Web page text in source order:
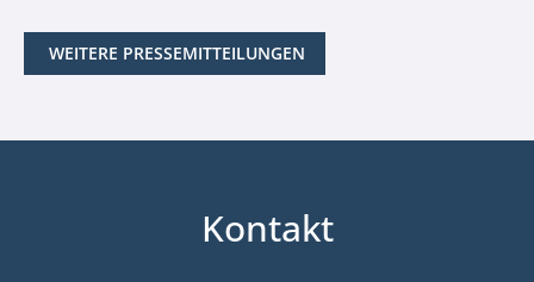
WEITERE PRESSEMITTEILUNGEN
Kontakt